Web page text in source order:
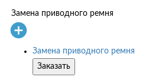
Замена приводного ремня
Замена приводного ремня
Заказать